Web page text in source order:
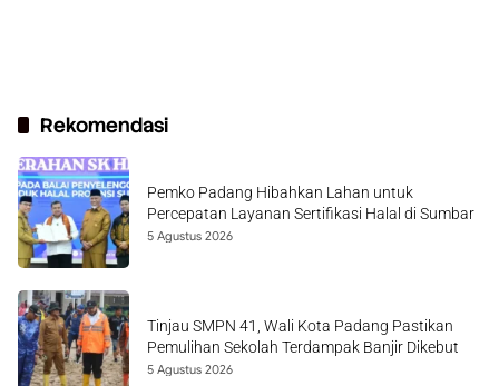
Rekomendasi
Pemko Padang Hibahkan Lahan untuk
Percepatan Layanan Sertifikasi Halal di Sumbar
5 Agustus 2026
Tinjau SMPN 41, Wali Kota Padang Pastikan
Pemulihan Sekolah Terdampak Banjir Dikebut
5 Agustus 2026